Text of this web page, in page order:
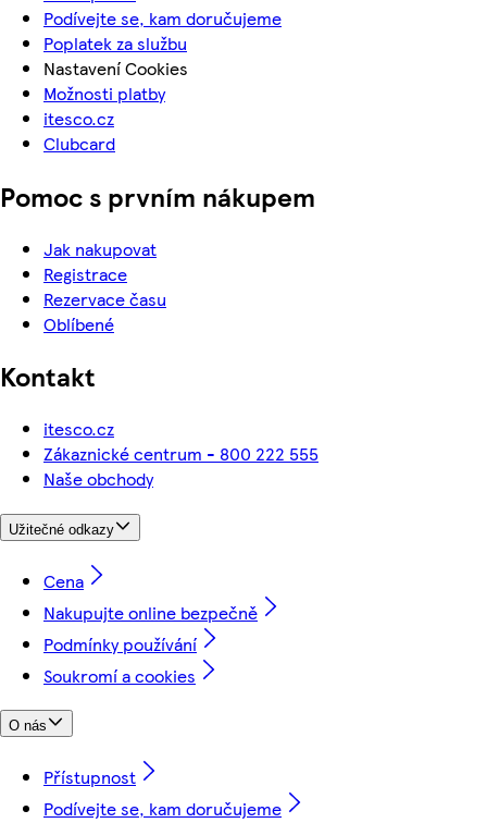
Podívejte se, kam doručujeme
Poplatek za službu
Nastavení Cookies
Možnosti platby
itesco.cz
Clubcard
Pomoc s prvním nákupem
Jak nakupovat
Registrace
Rezervace času
Oblíbené
Kontakt
itesco.cz
Zákaznické centrum - 800 222 555
Naše obchody
Užitečné odkazy
Cena
Nakupujte online bezpečně
Podmínky používání
Soukromí a cookies
O nás
Přístupnost
Podívejte se, kam doručujeme